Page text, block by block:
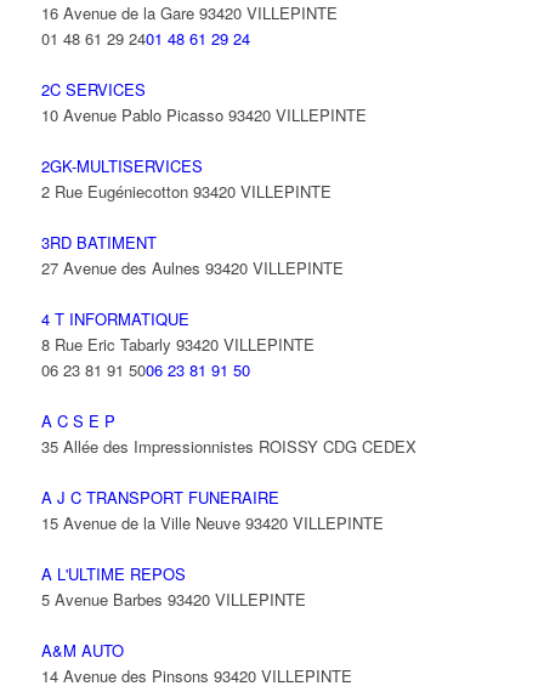
16 Avenue de la Gare 93420 VILLEPINTE
01 48 61 29 2401 48 61 29 24
2C SERVICES
10 Avenue Pablo Picasso 93420 VILLEPINTE
2GK-MULTISERVICES
2 Rue Eugéniecotton 93420 VILLEPINTE
3RD BATIMENT
27 Avenue des Aulnes 93420 VILLEPINTE
4 T INFORMATIQUE
8 Rue Eric Tabarly 93420 VILLEPINTE
06 23 81 91 5006 23 81 91 50
A C S E P
35 Allée des Impressionnistes ROISSY CDG CEDEX
A J C TRANSPORT FUNERAIRE
15 Avenue de la Ville Neuve 93420 VILLEPINTE
A L'ULTIME REPOS
5 Avenue Barbes 93420 VILLEPINTE
A&M AUTO
14 Avenue des Pinsons 93420 VILLEPINTE